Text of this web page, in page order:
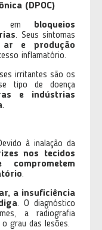
(DPOC)
em bloqueios
. Seus sintomas
e produção
inflamatório.
irritantes são os
tipo de doença
e indústrias
.
à inalação da
nos tecidos
.
a insuficiência
. O diagnóstico
a radiografia
grau das lesões.